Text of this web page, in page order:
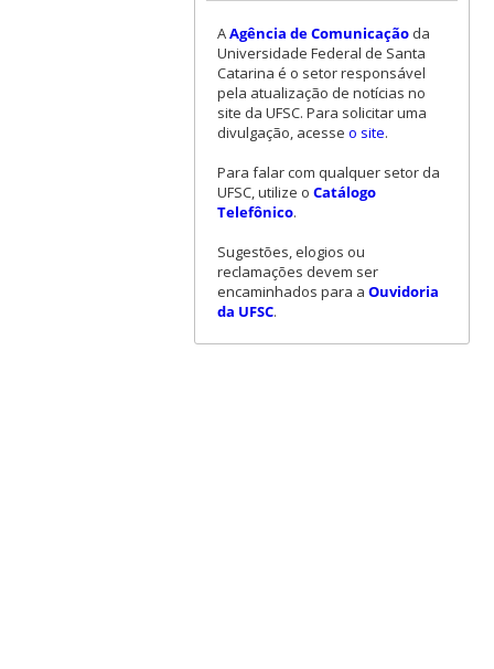
AAgência de Comunicaçãoda
Universidade Federal de Santa
Catarina é o setor responsável
pela atualização de notícias no
site da UFSC. Para solicitar uma
divulgação, acesse o site.
Para falar com qualquer setor da
UFSC, utilize o Catálogo
Telefônico.
Sugestões, elogios ou
reclamações devem ser
encaminhados para a Ouvidoria
da UFSC.